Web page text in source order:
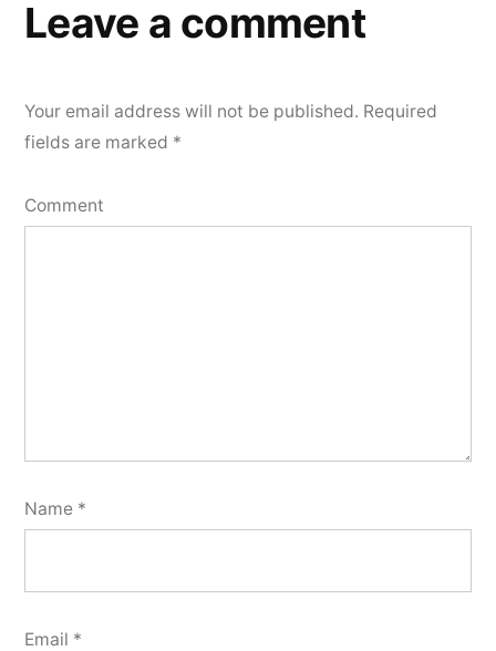
Leave a comment
Your email address will not be published. Required
fields are marked *
Comment
Name *
Email *